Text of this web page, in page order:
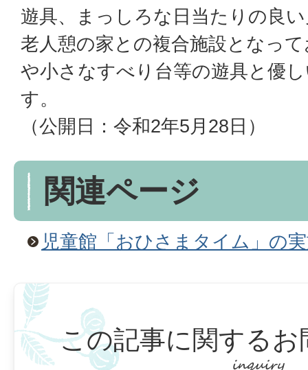
遊具、まっしろな日当たりの良
老人憩の家との複合施設となっ
や小さなすべり台等の遊具と優
す。
（公開日：令和2年5月28日）
関連ページ
児童館「おひさまタイム」の
この記事に関するお